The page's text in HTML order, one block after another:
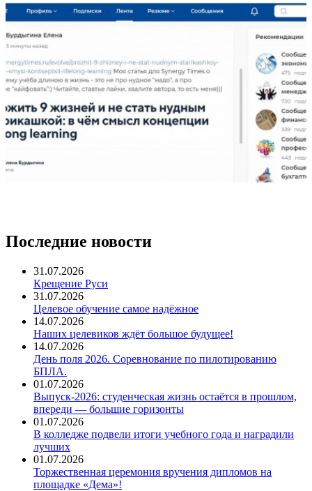
Последние новости
31.07.2026
Крещение Руси
31.07.2026
Целевое обучение самое надёжное
14.07.2026
Наших целевиков ждёт большое будущее!
14.07.2026
День поля 2026. Соревнование по пилотированию
БПЛА.
01.07.2026
Выпуск-2026: студенческая жизнь остаётся в прошлом,
впереди — большие горизонты
01.07.2026
В колледже подвели итоги учебного года и наградили
лучших
01.07.2026
Торжественная церемония вручения дипломов на
площадке «Дема»!